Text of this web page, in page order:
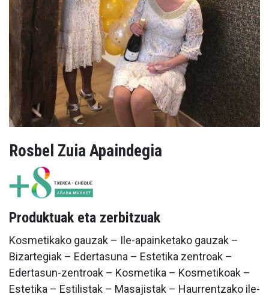
Rosbel Zuia Apaindegia
Produktuak eta zerbitzuak
Kosmetikako gauzak – Ile-apainketako gauzak –
Bizartegiak – Edertasuna – Estetika zentroak –
Edertasun-zentroak – Kosmetika – Kosmetikoak –
Estetika – Estilistak – Masajistak – Haurrentzako ile-